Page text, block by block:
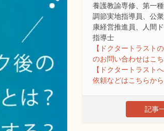
養護教諭専修、第一
調節実地指導員、公
康経営推進員、人間
指導士
【ドクタートラスト
のお問い合わせはこち
【ドクタートラスト
依頼などはこちらか
記事